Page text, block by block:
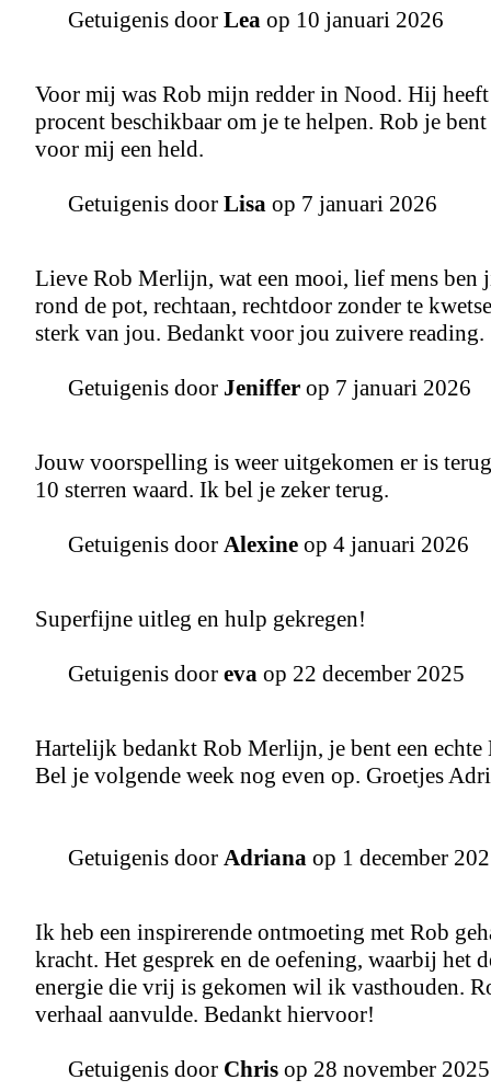
Getuigenis door Lea op 10 januari 2026
Voor mij was Rob mijn redder in Nood. Hij
procent beschikbaar om je te helpen. Rob je
voor mij een held.
Getuigenis door Lisa op 7 januari 2026
Lieve Rob Merlijn, wat een mooi, lief mens
rond de pot, rechtaan, rechtdoor zonder te
sterk van jou. Bedankt voor jou zuivere reading.
Getuigenis door Jeniffer op 7 januari 2026
Jouw voorspelling is weer uitgekomen er is
10 sterren waard. Ik bel je zeker terug.
Getuigenis door Alexine op 4 januari 2026
Superfijne uitleg en hulp gekregen!
Getuigenis door eva op 22 december 2025
Hartelijk bedankt Rob Merlijn, je bent een echte
Bel je volgende week nog even op. Groetjes
Getuigenis door Adriana op 1 december
Ik heb een inspirerende ontmoeting met Rob
kracht. Het gesprek en de oefening, waarbij het
energie die vrij is gekomen wil ik vasthouden.
verhaal aanvulde. Bedankt hiervoor!
Getuigenis door Chris op 28 november 2025